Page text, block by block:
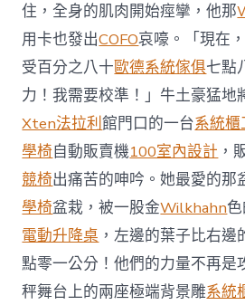
住，全身的肌肉開始痙攣，他那
用卡也發出COFO哀嚎。「現在
受百分之八十歐德系統傢俱七點
力！我需要校準！」牛土豪猛地
Xten法拉利館門口的一台系統
學椅自動販賣機100室內設計 ，
競椅出痛苦的呻吟。她最愛的那
學椅盆栽，被一股金Wilkhahn
電動升降桌 ，左邊的葉子比右邊
點零一公分！他們的力量不再是
秤舞台上的兩座極端背景雕系統